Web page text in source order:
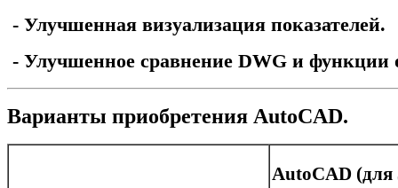
- Улучшенная визуализация показателей.
- Улучшенное сравнение DWG и функции
Варианты приобретения AutoCAD.
AutoCAD (для